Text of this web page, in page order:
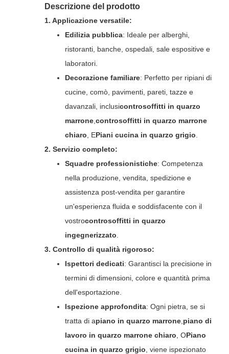
Descrizione del prodotto
1. Applicazione versatile:
Edilizia pubblica: Ideale per alberghi,
ristoranti, banche, ospedali, sale espositive e
laboratori.
Decorazione familiare: Perfetto per ripiani di
cucine, comò, pavimenti, pareti, tazze e
davanzali, inclusicontrosoffitti in quarzo
marrone, controsoffitti in quarzo marrone
chiaro , EPiani cucina in quarzo grigio
2. Servizio completo:
Squadre professionistiche: Competenza
nella produzione, vendita, spedizione e
assistenza post-vendita per garantire
un'esperienza fluida e soddisfacente con il
vostrocontrosoffitti in quarzo
ingegnerizzato
3. Controllo di qualità rigoroso:
Ispettori dedicati: Garantisci la precisione in
termini di dimensioni, colore e quantità prima
dell'esportazione.
Ispezione approfondita: Ogni pietra, se si
tratta di apiano in quarzo marrone, piano di
lavoro in quarzo marrone chiaro , OPiano
cucina in quarzo grigio , viene ispezionato